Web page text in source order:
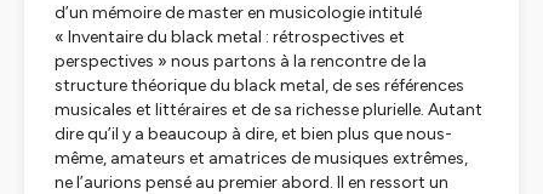
d’un mémoire de master en musicologie intitulé
« Inventaire du black metal : rétrospectives et
perspectives » nous partons à la rencontre de la
structure théorique du black metal, de ses références
musicales et littéraires et de sa richesse plurielle. Autant
dire qu’il y a beaucoup à dire, et bien plus que nous-
même, amateurs et amatrices de musiques extrêmes,
ne l’aurions pensé au premier abord. Il en ressort un